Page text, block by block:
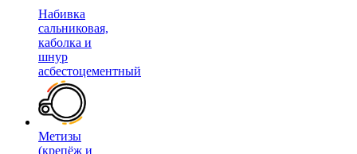
Набивка
сальниковая,
каболка и
шнур
асбестоцементный
Метизы
(крепёж и